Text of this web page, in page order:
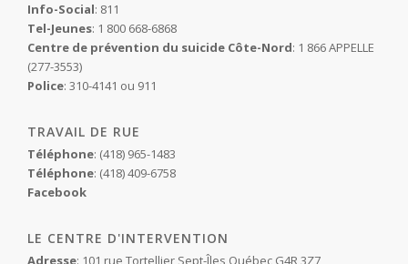
Info-Social: 811
Tel-Jeunes: 1 800 668-6868
Centre de prévention du suicide Côte-Nord: 1 866 APPELLE
(277-3553)
Police: 310-4141 ou 911
TRAVAIL DE RUE
Téléphone: (418) 965-1483
Téléphone: (418) 409-6758
Facebook
LE CENTRE D'INTERVENTION
Adresse: 101 rue Tortellier Sept-Îles,Québec G4R 3Z7